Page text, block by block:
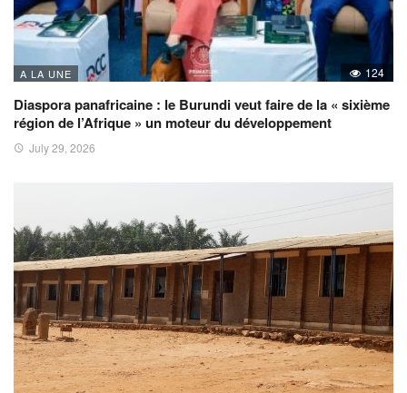
A LA UNE 124
Diaspora panafricaine : le Burundi veut faire de la « sixième
région de l’Afrique » un moteur du développement
July 29, 2026